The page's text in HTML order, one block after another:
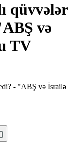
qüvvələr
və
TV
- "ABŞ və İsrailə